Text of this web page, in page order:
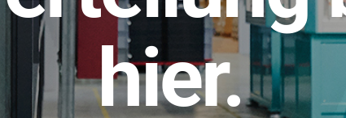
hier.
im Alltag,
Ausbau.
Das innovative
robust, IP-geschützt